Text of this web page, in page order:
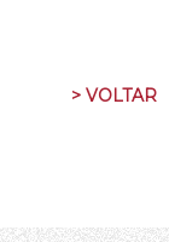
> VOLTAR